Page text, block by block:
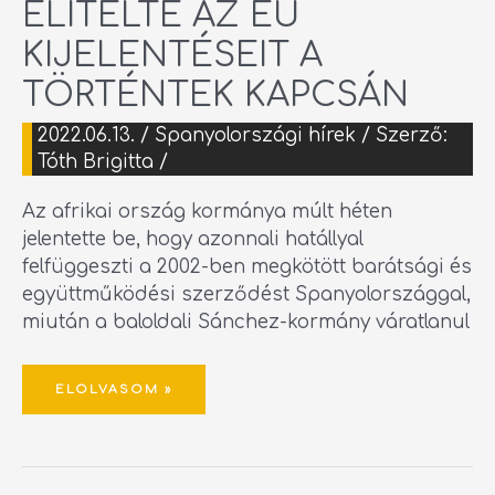
ELÍTÉLTE AZ EU
KIJELENTÉSEIT A
TÖRTÉNTEK KAPCSÁN
2022.06.13. / Spanyolországi hírek / Szerző:
Tóth Brigitta /
Az afrikai ország kormánya múlt héten
jelentette be, hogy azonnali hatállyal
felfüggeszti a 2002-ben megkötött barátsági és
együttműködési szerződést Spanyolországgal,
miután a baloldali Sánchez-kormány váratlanul
ELOLVASOM »